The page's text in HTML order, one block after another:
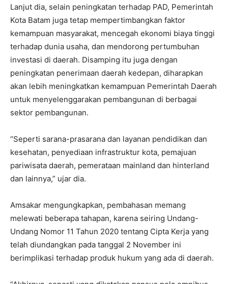
Lanjut dia, selain peningkatan terhadap PAD, Pemerintah
Kota Batam juga tetap mempertimbangkan faktor
kemampuan masyarakat, mencegah ekonomi biaya tinggi
terhadap dunia usaha, dan mendorong pertumbuhan
investasi di daerah. Disamping itu juga dengan
peningkatan penerimaan daerah kedepan, diharapkan
akan lebih meningkatkan kemampuan Pemerintah Daerah
untuk menyelenggarakan pembangunan di berbagai
sektor pembangunan.
“Seperti sarana-prasarana dan layanan pendidikan dan
kesehatan, penyediaan infrastruktur kota, pemajuan
pariwisata daerah, pemerataan mainland dan hinterland
dan lainnya,” ujar dia.
Amsakar mengungkapkan, pembahasan memang
melewati beberapa tahapan, karena seiring Undang-
Undang Nomor 11 Tahun 2020 tentang Cipta Kerja yang
telah diundangkan pada tanggal 2 November ini
berimplikasi terhadap produk hukum yang ada di daerah.